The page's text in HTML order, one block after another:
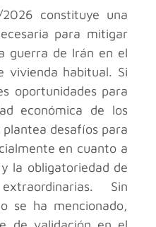
constituye una
para mitigar
guerra de Irán en el
vivienda habitual. Si
oportunidades para
económica de los
desafíos para
en cuanto a
la obligatoriedad de
Sin
se ha mencionado,